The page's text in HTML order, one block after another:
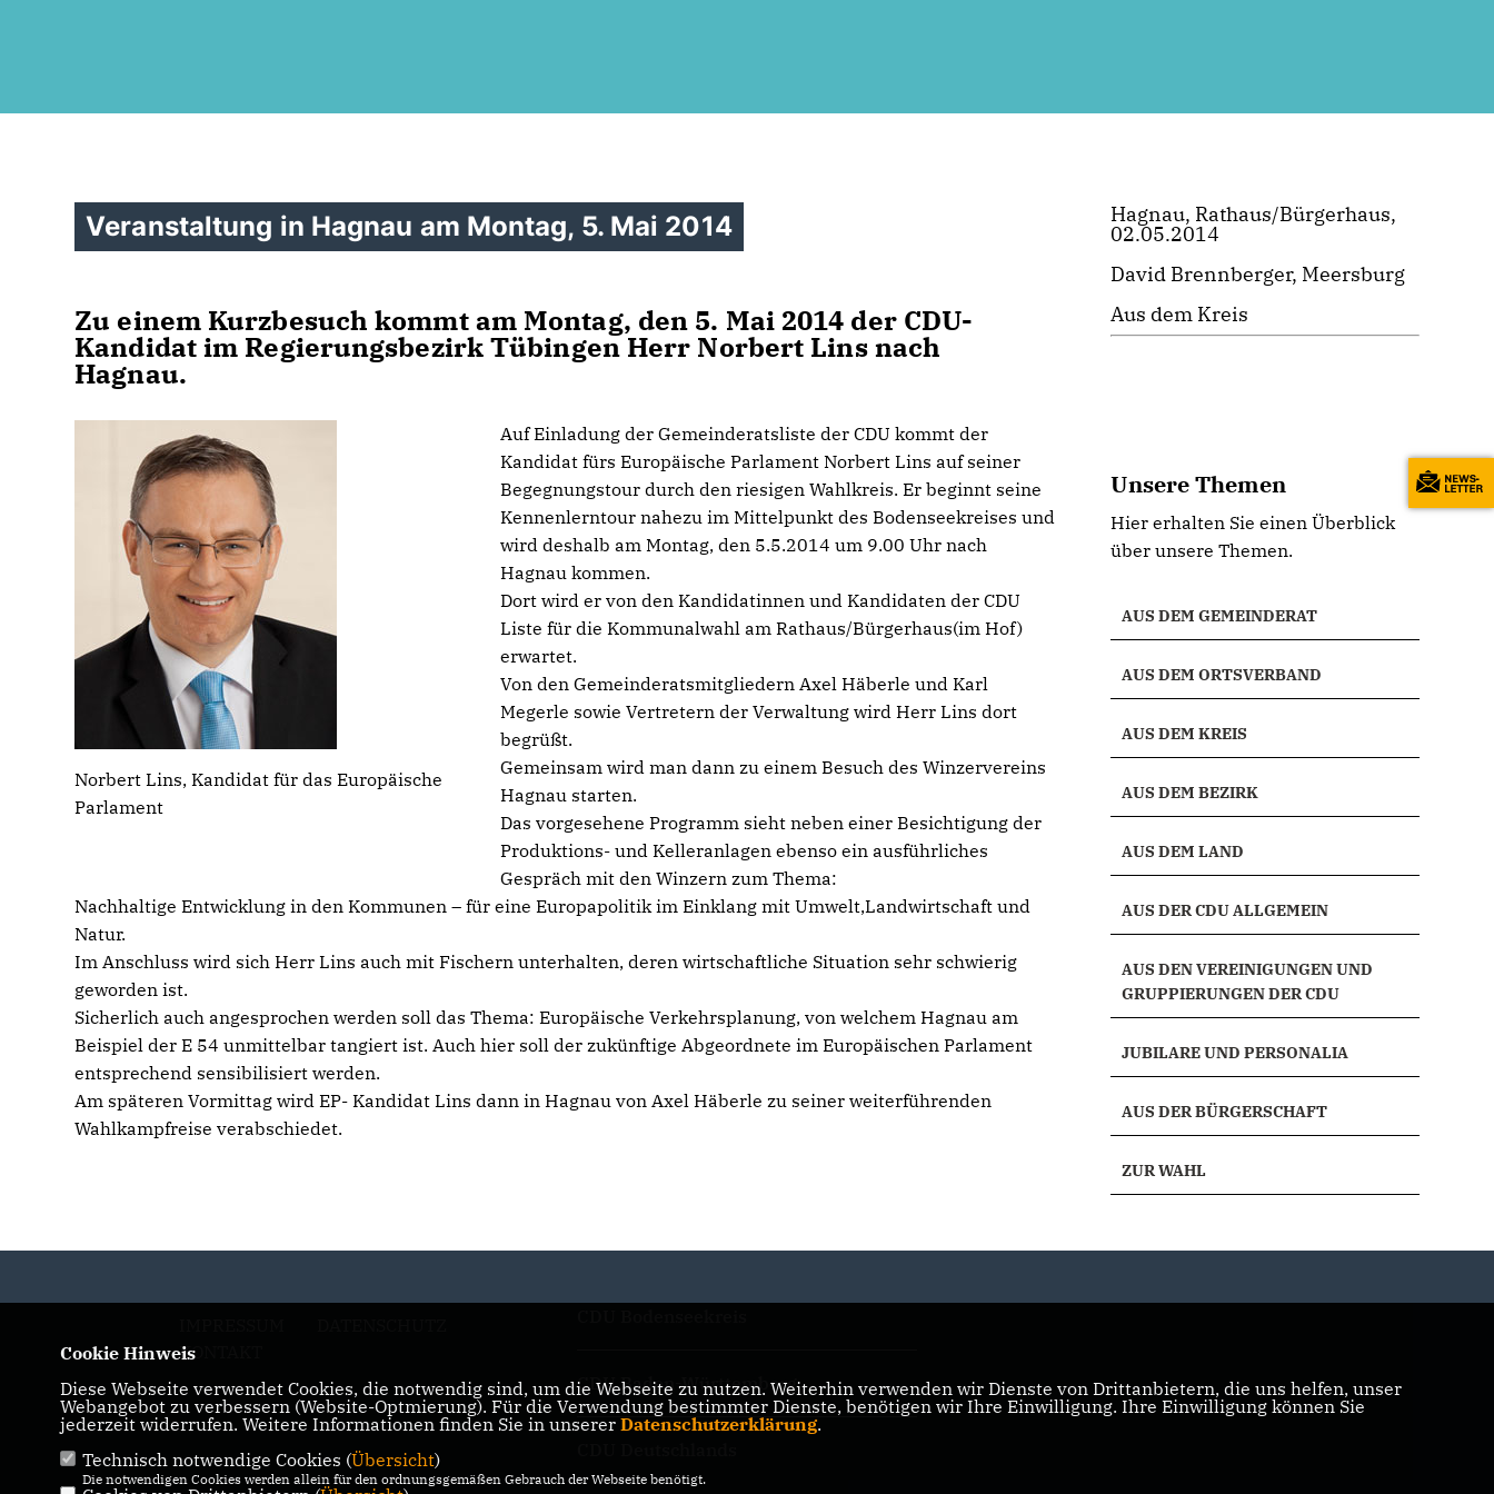
Veranstaltung in Hagnau am Montag, 5. Mai 2014
Zu einem Kurzbesuch kommt am Montag, den 5. Mai 2014 der CDU-
Kandidat im Regierungsbezirk Tübingen Herr Norbert Lins nach
Hagnau.
Norbert Lins, Kandidat für das Europäische
Parlament
Auf Einladung der Gemeinderatsliste der CDU kommt der
Kandidat fürs Europäische Parlament Norbert Lins auf seiner
Begegnungstour durch den riesigen Wahlkreis. Er beginnt seine
Kennenlerntour nahezu im Mittelpunkt des Bodenseekreises und
wird deshalb am Montag, den 5.5.2014 um 9.00 Uhr nach
Hagnau kommen.
Dort wird er von den Kandidatinnen und Kandidaten der CDU
Liste für die Kommunalwahl am Rathaus/Bürgerhaus(im Hof)
erwartet.
Von den Gemeinderatsmitgliedern Axel Häberle und Karl
Megerle sowie Vertretern der Verwaltung wird Herr Lins dort
begrüßt.
Gemeinsam wird man dann zu einem Besuch des Winzervereins
Hagnau starten.
Das vorgesehene Programm sieht neben einer Besichtigung der
Produktions- und Kelleranlagen ebenso ein ausführliches
Gespräch mit den Winzern zum Thema:
Nachhaltige Entwicklung in den Kommunen – für eine Europapolitik im Einklang mit Umwelt,Landwirtschaft und
Natur.
Im Anschluss wird sich Herr Lins auch mit Fischern unterhalten, deren wirtschaftliche Situation sehr schwierig
geworden ist.
Sicherlich auch angesprochen werden soll das Thema: Europäische Verkehrsplanung, von welchem Hagnau am
Beispiel der E 54 unmittelbar tangiert ist. Auch hier soll der zukünftige Abgeordnete im Europäischen Parlament
entsprechend sensibilisiert werden.
Am späteren Vormittag wird EP- Kandidat Lins dann in Hagnau von Axel Häberle zu seiner weiterführenden
Wahlkampfreise verabschiedet.
Hagnau, Rathaus/Bürgerhaus,
02.05.2014
David Brennberger, Meersburg
Aus dem Kreis
Unsere Themen
Hier erhalten Sie einen Überblick
über unsere Themen.
AUS DEM GEMEINDERAT
AUS DEM ORTSVERBAND
AUS DEM KREIS
AUS DEM BEZIRK
AUS DEM LAND
AUS DER CDU ALLGEMEIN
AUS DEN VEREINIGUNGEN UND
GRUPPIERUNGEN DER CDU
JUBILARE UND PERSONALIA
AUS DER BÜRGERSCHAFT
ZUR WAHL
KONTAKT
CDU Baden-Württemberg
Cookie Hinweis
Diese Webseite verwendet Cookies, die notwendig sind, um die Webseite zu nutzen. Weiterhin verwenden wir Dienste von Drittanbietern, die uns helfen, unser
Webangebot zu verbessern (Website-Optmierung). Für die Verwendung bestimmter Dienste, benötigen wir Ihre Einwilligung. Ihre Einwilligung können Sie
jederzeit widerrufen. Weitere Informationen finden Sie in unserer Datenschutzerklärung.
Technisch notwendige Cookies (Übersicht)
Die notwendigen Cookies werden allein für den ordnungsgemäßen Gebrauch der Webseite benötigt.